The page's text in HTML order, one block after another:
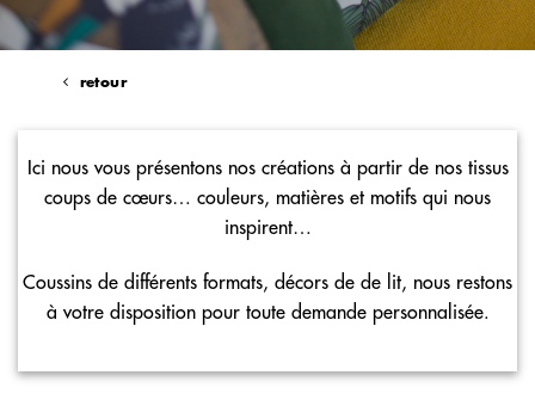
retour
Ici nous vous présentons nos créations à partir de nos tissus
coups de cœurs… couleurs, matières et motifs qui nous
inspirent…
Coussins de différents formats, décors de de lit, nous restons
à votre disposition pour toute demande personnalisée.